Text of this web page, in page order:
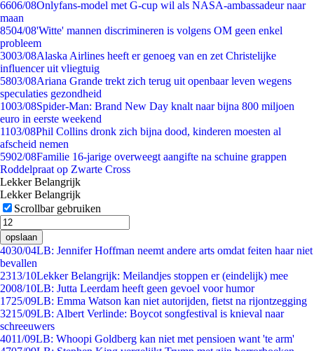
6606/08Onlyfans-model met G-cup wil als NASA-ambassadeur naar
maan
8504/08'Witte' mannen discrimineren is volgens OM geen enkel
probleem
3003/08Alaska Airlines heeft er genoeg van en zet Christelijke
influencer uit vliegtuig
5803/08Ariana Grande trekt zich terug uit openbaar leven wegens
speculaties gezondheid
1003/08Spider-Man: Brand New Day knalt naar bijna 800 miljoen
euro in eerste weekend
1103/08Phil Collins dronk zich bijna dood, kinderen moesten al
afscheid nemen
5902/08Familie 16-jarige overweegt aangifte na schuine grappen
Roddelpraat op Zwarte Cross
Lekker Belangrijk
Lekker Belangrijk
Scrollbar gebruiken
opslaan
4030/04LB: Jennifer Hoffman neemt andere arts omdat feiten haar niet
bevallen
2313/10Lekker Belangrijk: Meilandjes stoppen er (eindelijk) mee
2008/10LB: Jutta Leerdam heeft geen gevoel voor humor
1725/09LB: Emma Watson kan niet autorijden, fietst na rijontzegging
3215/09LB: Albert Verlinde: Boycot songfestival is knieval naar
schreeuwers
4011/09LB: Whoopi Goldberg kan niet met pensioen want 'te arm'